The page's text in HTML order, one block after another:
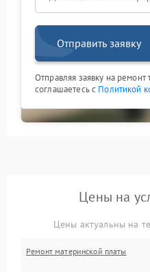
Отправить заявку
Отправляя заявку на
соглашаетесь с Политикой
Цены на
Цены актуальны на
Ремонт материнской платы